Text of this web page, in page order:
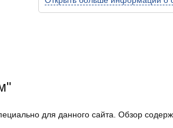
для данного сайта. Обзор